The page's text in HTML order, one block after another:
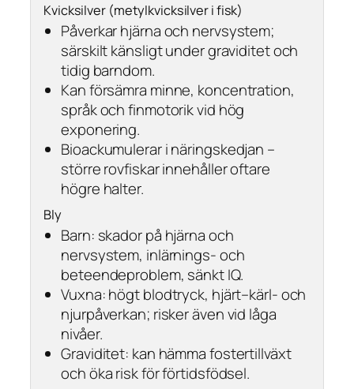
Kvicksilver (metylkvicksilver i fisk)
Påverkar hjärna och nervsystem;
särskilt känsligt under graviditet och
tidig barndom.
Kan försämra minne, koncentration,
språk och finmotorik vid hög
exponering.
Bioackumulerar i näringskedjan –
större rovfiskar innehåller oftare
högre halter.
Bly
Barn: skador på hjärna och
nervsystem, inlärnings- och
beteendeproblem, sänkt IQ.
Vuxna: högt blodtryck, hjärt–kärl- och
njurpåverkan; risker även vid låga
nivåer.
Graviditet: kan hämma fostertillväxt
och öka risk för förtidsfödsel.